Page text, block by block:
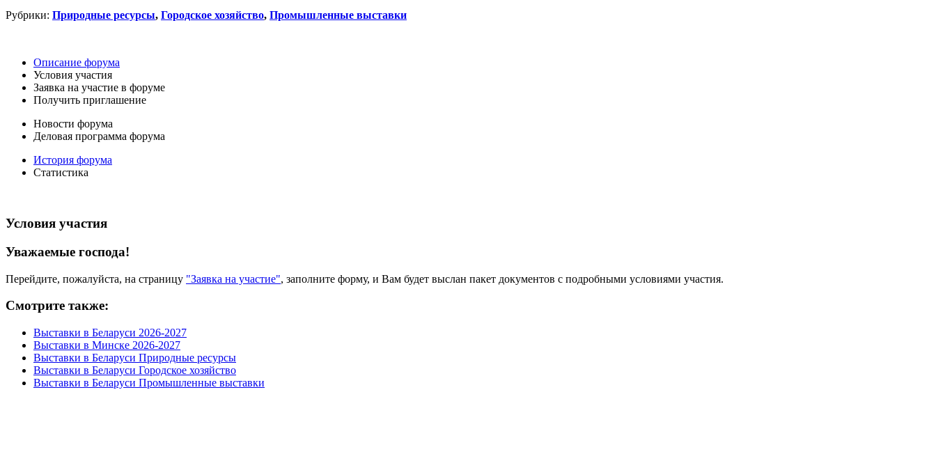
Рубрики: Природные ресурсы, Городское хозяйство, Промышленные выставки
Описание форума
Условия участия
Заявка на участие в форуме
Получить приглашение
Новости форума
Деловая программа форума
История форума
Статистика
Условия участия
Уважаемые господа!
Перейдите, пожалуйста, на страницу "Заявка на участие", заполните форму, и Вам будет выслан пакет документов с подробными условиями участия.
Смотрите также:
Выставки в Беларуси 2026-2027
Выставки в Минске 2026-2027
Выставки в Беларуси Природные ресурсы
Выставки в Беларуси Городское хозяйство
Выставки в Беларуси Промышленные выставки